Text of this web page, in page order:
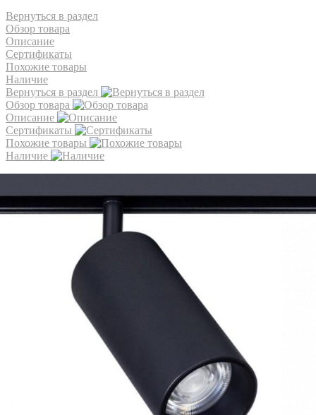
Вернуться в раздел
Обзор товара
Описание
Сертификаты
Похожие товары
Наличие
Вернуться в раздел
Обзор товара
Описание
Сертификаты
Похожие товары
Наличие